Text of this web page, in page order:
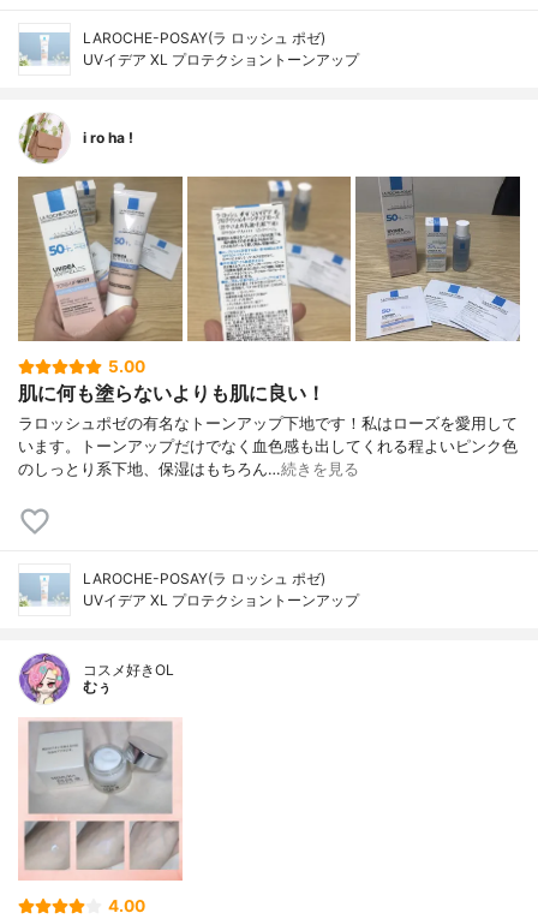
LAROCHE-POSAY(ラ ロッシュ ポゼ)
UVイデア XL プロテクショントーンアップ
i ro ha !
5.00
肌に何も塗らないよりも肌に良い！
ラロッシュポゼの有名なトーンアップ下地です！私はローズを愛用して
います。トーンアップだけでなく血色感も出してくれる程よいピンク色
のしっとり系下地、保湿はもちろん…続きを見る
LAROCHE-POSAY(ラ ロッシュ ポゼ)
UVイデア XL プロテクショントーンアップ
コスメ好きOL
むぅ
4.00